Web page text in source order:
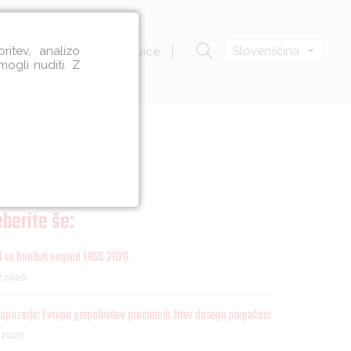
Zavod VOZIM Novice Slovenščina
še:
so finalisti nagrad ERSC 2026
opozarja: Evropa prepolovitev prometnih žrtev dosega prepočasi
analizo
nuditi. Z